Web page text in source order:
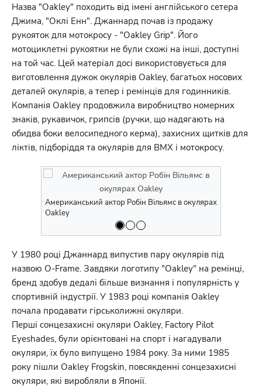
Назва "Oakley" походить від імені англійського сетера
Джима, "Оклі Енн". Джаннард почав із продажу
рукояток для мотокросу - "Oakley Grip". Його
мотоциклетні рукоятки не були схожі на інші, доступні
на той час. Цей матеріал досі використовується для
виготовлення дужок окулярів Oakley, багатьох носових
деталей окулярів, а тепер і ремінців для годинників.
Компанія Oakley продовжила виробництво номерних
знаків, рукавичок, грипсів (ручки, що надягають на
обидва боки велосипедного керма), захисних щитків для
ліктів, підборіддя та окулярів для BMX і мотокросу.
Американський актор Робін Вільямс в окулярах
Oakley
У 1980 році Джаннард випустив пару окулярів під
назвою O-Frame. Завдяки логотипу "Oakley" на ремінці,
бренд здобув дедалі більше визнання і популярність у
спортивній індустрії. У 1983 році компанія Oakley
почала продавати гірськолижні окуляри.
Перші сонцезахисні окуляри Oakley, Factory Pilot
Eyeshades, були орієнтовані на спорт і нагадували
окуляри, їх було випущено 1984 року. За ними 1985
року пішли Oakley Frogskin, повсякденні сонцезахисні
окуляри, які виробляли в Японії.